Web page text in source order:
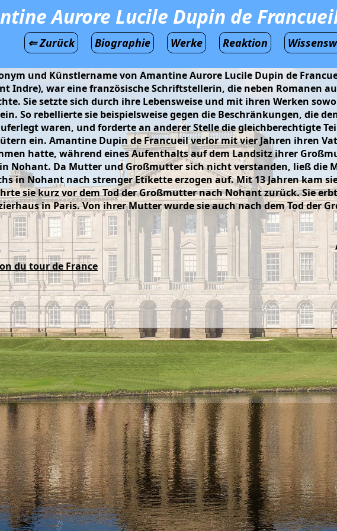
Aurore Lucile Dupin de
⇐ Zurück Biographie Werke Reaktion
und Künstlername von Amantine Aurore Lucile Dupin de
Indre), war eine französische Schriftstellerin, die neben Romanen
Sie setzte sich durch ihre Lebensweise und mit ihren Werken
So rebellierte sie beispielsweise gegen die Beschränkungen, die
waren, und forderte an anderer Stelle die gleichberechtigte
ein. Amantine Dupin de Francueil verlor mit vier Jahren ihren
hatte, während eines Aufenthalts auf dem Landsitz ihrer
Nohant. Da Mutter und Großmutter sich nicht verstanden, ließ die
in Nohant nach strenger Etikette erzogen auf. Mit 13 Jahren kam
sie kurz vor dem Tod der Großmutter nach Nohant zurück. Sie
in Paris. Von ihrer Mutter wurde sie auch nach dem Tod der
du tour de France